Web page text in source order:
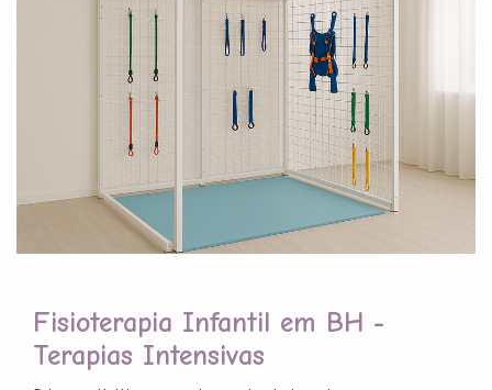
Fisioterapia Infantil em BH -
Terapias Intensivas